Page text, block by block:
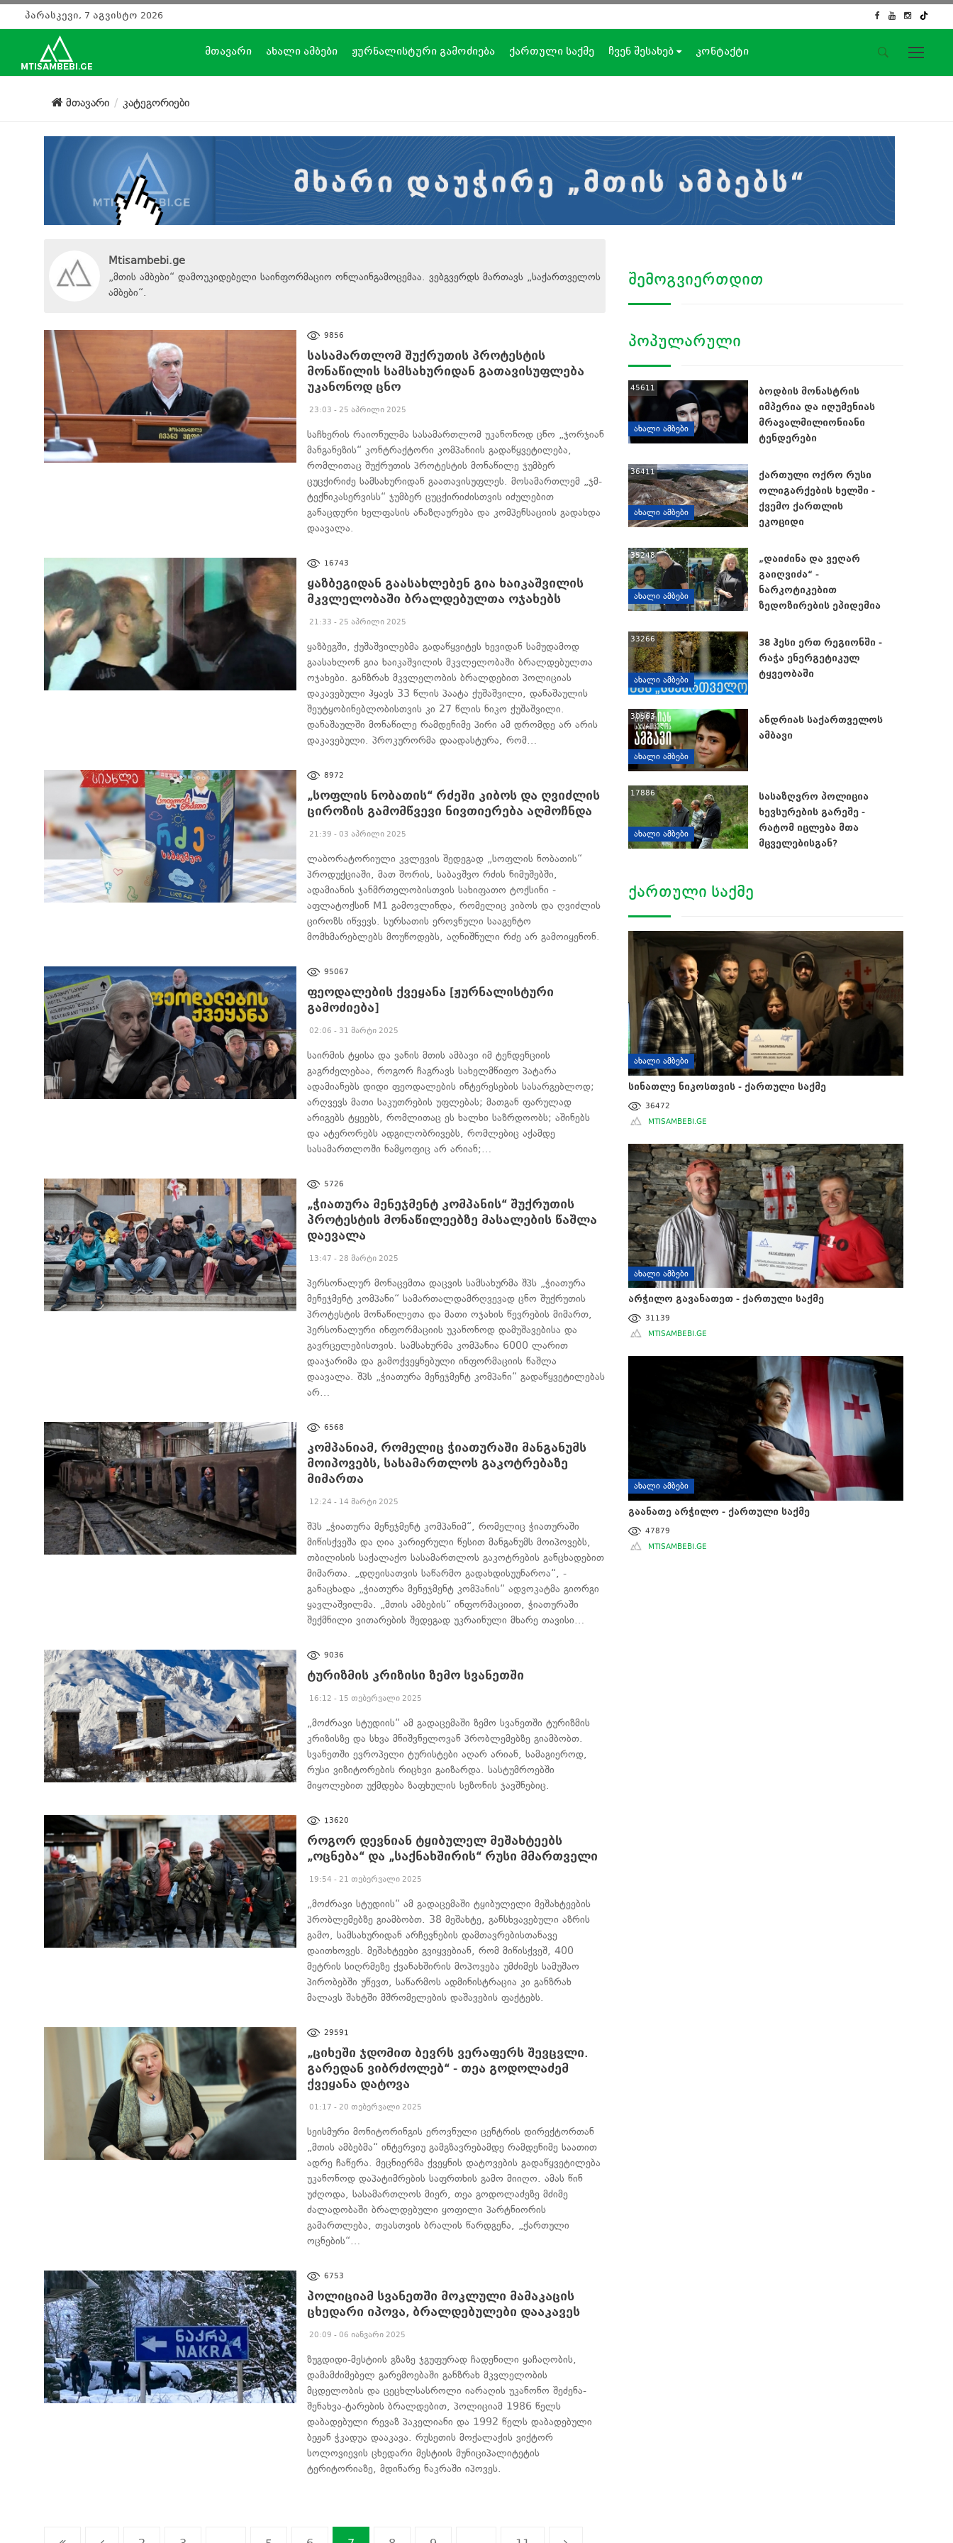
საიტის მენიუ
ჟურნალისტური გამოძიება
ქართული საქმე
ჩვენ შესახებ
კონტაქტი
პარასკევი, 7 აგვისტო 2026
მთავარი ახალი ამბები ჟურნალისტური გამოძიება ქართული საქმე ჩვენ შესახებ კონტაქტი
მთავარი კატეგორიები
Mtisambebi.ge
„მთის ამბები“ დამოუკიდებელი საინფორმაციო ონლაინგამოცემაა. ვებგვერდს მართავს „საქართველოს
ამბები“.
9856
სასამართლომ შუქრუთის პროტესტის
მონაწილის სამსახურიდან გათავისუფლება
უკანონოდ ცნო
23:03 - 25 აპრილი 2025
საჩხერის რაიონულმა სასამართლომ უკანონოდ ცნო „ჯორჯიან
მანგანეზის“ კონტრაქტორი კომპანიის გადაწყვეტილება,
რომლითაც შუქრუთის პროტესტის მონაწილე ჯუმბერ
ცუცქირიძე სამსახურიდან გაათავისუფლეს. მოსამართლემ „ჯმ-
ტექნიკასერვისს“ ჯუმბერ ცუცქირიძისთვის იძულებით
განაცდური ხელფასის ანაზღაურება და კომპენსაციის გადახდა
დაავალა.
16743
ყაზბეგიდან გაასახლებენ გია ხაიკაშვილის
მკვლელობაში ბრალდებულთა ოჯახებს
21:33 - 25 აპრილი 2025
ყაზბეგში, ქუშაშვილებმა გადაწყვიტეს ხევიდან სამუდამოდ
გაასახლონ გია ხაიკაშვილის მკვლელობაში ბრალდებულთა
ოჯახები. განზრახ მკვლელობის ბრალდებით პოლიციას
დაკავებული ჰყავს 33 წლის პაატა ქუშაშვილი, დანაშაულის
შეუტყობინებლობისთვის კი 27 წლის ნიკო ქუშაშვილი.
დანაშაულში მონაწილე რამდენიმე პირი ამ დრომდე არ არის
დაკავებული. პროკურორმა დაადასტურა, რომ…
8972
„სოფლის ნობათის“ რძეში კიბოს და ღვიძლის
ციროზის გამომწვევი ნივთიერება აღმოჩნდა
21:39 - 03 აპრილი 2025
ლაბორატორიული კვლევის შედეგად „სოფლის ნობათის“
პროდუქციაში, მათ შორის, საბავშვო რძის ნიმუშებში,
ადამიანის ჯანმრთელობისთვის სახიფათო ტოქსინი -
აფლატოქსინ M1 გამოვლინდა, რომელიც კიბოს და ღვიძლის
ციროზს იწვევს. სურსათის ეროვნული სააგენტო
მომხმარებლებს მოუწოდებს, აღნიშნული რძე არ გამოიყენონ.
95067
ფეოდალების ქვეყანა [ჟურნალისტური
გამოძიება]
02:06 - 31 მარტი 2025
საირმის ტყისა და ვანის მთის ამბავი იმ ტენდენციის
გაგრძელებაა, როგორ ჩაგრავს სახელმწიფო პატარა
ადამიანებს დიდი ფეოდალების ინტერესების სასარგებლოდ;
არღვევს მათი საკუთრების უფლებას; მათგან ფარულად
არიგებს ტყეებს, რომლითაც ეს ხალხი საზრდოობს; აშინებს
და ატერორებს ადგილობრივებს, რომლებიც აქამდე
სასამართლოში ნამყოფიც არ არიან;…
5726
„ჭიათურა მენეჯმენტ კომპანის“ შუქრუთის
პროტესტის მონაწილეებზე მასალების წაშლა
დაევალა
13:47 - 28 მარტი 2025
პერსონალურ მონაცემთა დაცვის სამსახურმა შპს „ჭიათურა
მენეჯმენტ კომპანი“ სამართალდამრღვევად ცნო შუქრუთის
პროტესტის მონაწილეთა და მათი ოჯახის წევრების მიმართ,
პერსონალური ინფორმაციის უკანონოდ დამუშავებისა და
გავრცელებისთვის. სამსახურმა კომპანია 6000 ლარით
დააჯარიმა და გამოქვეყნებული ინფორმაციის წაშლა
დაავალა. შპს „ჭიათურა მენეჯმენტ კომპანი“ გადაწყვეტილებას
არ…
6568
კომპანიამ, რომელიც ჭიათურაში მანგანუმს
მოიპოვებს, სასამართლოს გაკოტრებაზე
მიმართა
12:24 - 14 მარტი 2025
შპს „ჭიათურა მენეჯმენტ კომპანიმ“, რომელიც ჭიათურაში
მიწისქვეშა და ღია კარიერული წესით მანგანუმს მოიპოვებს,
თბილისის საქალაქო სასამართლოს გაკოტრების განცხადებით
მიმართა. „დღეისათვის საწარმო გადახდისუუნაროა“, -
განაცხადა „ჭიათურა მენეჯმენტ კომპანის“ ადვოკატმა გიორგი
ყავლაშვილმა. „მთის ამბების“ ინფორმაციით, ჭიათურაში
შექმნილი ვითარების შედეგად უკრაინული მხარე თავისი…
9036
ტურიზმის კრიზისი ზემო სვანეთში
16:12 - 15 თებერვალი 2025
„მოძრავი სტუდიის“ ამ გადაცემაში ზემო სვანეთში ტურიზმის
კრიზისზე და სხვა მნიშვნელოვან პრობლემებზე გიამბობთ.
სვანეთში ევროპელი ტურისტები აღარ არიან, სამაგიეროდ,
რუსი ვიზიტორების რიცხვი გაიზარდა. სასტუმროებში
მიყოლებით უქმდება ზაფხულის სეზონის ჯავშნებიც.
13620
როგორ დევნიან ტყიბულელ მეშახტეებს
„ოცნება“ და „საქნახშირის“ რუსი მმართველი
19:54 - 21 თებერვალი 2025
„მოძრავი სტუდიის“ ამ გადაცემაში ტყიბულელი მეშახტეების
პრობლემებზე გიამბობთ. 38 მეშახტე, განსხვავებული აზრის
გამო, სამსახურიდან არჩევნების დამთავრებისთანავე
დაითხოვეს. მეშახტეები გვიყვებიან, რომ მიწისქვეშ, 400
მეტრის სიღრმეზე ქვანახშირის მოპოვება უმძიმეს სამუშაო
პირობებში უწევთ, საწარმოს ადმინისტრაცია კი განზრახ
მალავს შახტში მშრომელების დაშავების ფაქტებს.
29591
„ციხეში ჯდომით ბევრს ვერაფერს შევცვლი.
გარედან ვიბრძოლებ“ - თეა გოდოლაძემ
ქვეყანა დატოვა
01:17 - 20 თებერვალი 2025
სეისმური მონიტორინგის ეროვნული ცენტრის დირექტორთან
„მთის ამბებმა“ ინტერვიუ გამგზავრებამდე რამდენიმე საათით
ადრე ჩაწერა. მეცნიერმა ქვეყნის დატოვების გადაწყვეტილება
უკანონოდ დაპატიმრების საფრთხის გამო მიიღო. ამას წინ
უძღოდა, სასამართლოს მიერ, თეა გოდოლაძეზე მძიმე
ძალადობაში ბრალდებული ყოფილი პარტნიორის
გამართლება, თეასთვის ბრალის წარდგენა, „ქართული
ოცნების“…
6753
პოლიციამ სვანეთში მოკლული მამაკაცის
ცხედარი იპოვა, ბრალდებულები დააკავეს
20:09 - 06 იანვარი 2025
ზუგდიდი-მესტიის გზაზე ჯგუფურად ჩადენილი ყაჩაღობის,
დამამძიმებელ გარემოებაში განზრახ მკვლელობის
მცდელობის და ცეცხლსასროლი იარაღის უკანონო შეძენა-
შენახვა-ტარების ბრალდებით, პოლიციამ 1986 წელს
დაბადებული რევაზ პაკელიანი და 1992 წელს დაბადებული
ბეჟან ჭკადუა დააკავა. რუსეთის მოქალაქის ვიქტორ
სოლოვიევის ცხედარი მესტიის მუნიციპალიტეტის
ტერიტორიაზე, მდინარე ნაკრაში იპოვეს.
ᲨᲔᲛᲝᲒᲕᲘᲔᲠᲗᲓᲘᲗ
ᲞᲝᲞᲣᲚᲐᲠᲣᲚᲘ
ᲐᲮᲐᲚᲘ ᲐᲛᲑᲔᲑᲘ
45611
ბოდბის მონასტრის
იმპერია და იღუმენიას
მრავალმილიონიანი
ტენდერები
ᲐᲮᲐᲚᲘ ᲐᲛᲑᲔᲑᲘ
36411
ქართული ოქრო რუსი
ოლიგარქების ხელში -
ქვემო ქართლის
ეკოციდი
ᲐᲮᲐᲚᲘ ᲐᲛᲑᲔᲑᲘ
35248
„დაიძინა და ვეღარ
გაიღვიძა“ -
ნარკოტიკებით
ზედოზირების ეპიდემია
ᲐᲮᲐᲚᲘ ᲐᲛᲑᲔᲑᲘ
33266
38 ჰესი ერთ რეგიონში -
რაჭა ენერგეტიკულ
ტყვეობაში
ᲐᲮᲐᲚᲘ ᲐᲛᲑᲔᲑᲘ
30563
ანდრიას საქართველოს
ამბავი
ᲐᲮᲐᲚᲘ ᲐᲛᲑᲔᲑᲘ
17886
სასაზღვრო პოლიცია
ხევსურების გარეშე -
რატომ იცლება მთა
მცველებისგან?
ᲥᲐᲠᲗᲣᲚᲘ ᲡᲐᲥᲛᲔ
ᲐᲮᲐᲚᲘ ᲐᲛᲑᲔᲑᲘ
სინათლე ნიკოსთვის - ქართული საქმე
36472
MTISAMBEBI.GE
ᲐᲮᲐᲚᲘ ᲐᲛᲑᲔᲑᲘ
არჭილო გავანათეთ - ქართული საქმე
31139
MTISAMBEBI.GE
ᲐᲮᲐᲚᲘ ᲐᲛᲑᲔᲑᲘ
გაანათე არჭილო - ქართული საქმე
47879
MTISAMBEBI.GE